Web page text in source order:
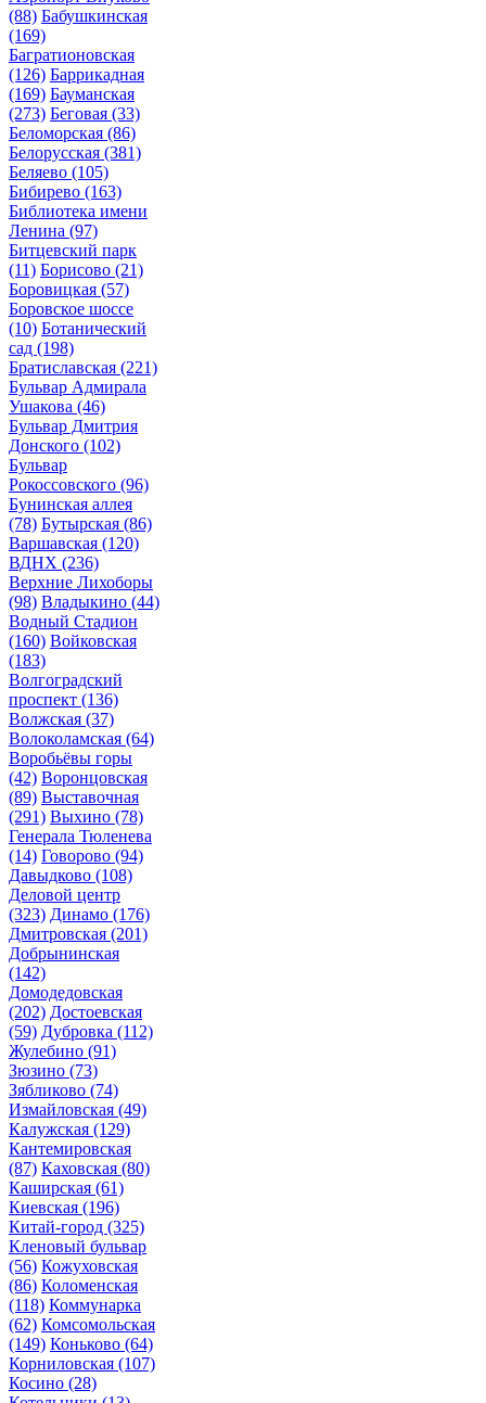
(88) Бабушкинская
(169)
Багратионовская
(126) Баррикадная
(169) Бауманская
(273) Беговая (33)
Беломорская (86)
Белорусская (381)
Беляево (105)
Бибирево (163)
Библиотека имени
Ленина (97)
Битцевский парк
(11) Борисово (21)
Боровицкая (57)
Боровское шоссе
(10) Ботанический
сад (198)
Братиславская (221)
Бульвар Адмирала
Ушакова (46)
Бульвар Дмитрия
Донского (102)
Бульвар
Рокоссовского (96)
Бунинская аллея
(78) Бутырская (86)
Варшавская (120)
ВДНХ (236)
Верхние Лихоборы
(98) Владыкино (44)
Водный Стадион
(160) Войковская
(183)
Волгоградский
проспект (136)
Волжская (37)
Волоколамская (64)
Воробьёвы горы
(42) Воронцовская
(89) Выставочная
(291) Выхино (78)
Генерала Тюленева
(14) Говорово (94)
Давыдково (108)
Деловой центр
(323) Динамо (176)
Дмитровская (201)
Добрынинская
(142)
Домодедовская
(202) Достоевская
(59) Дубровка (112)
Жулебино (91)
Зюзино (73)
Зябликово (74)
Измайловская (49)
Калужская (129)
Кантемировская
(87) Каховская (80)
Каширская (61)
Киевская (196)
Китай-город (325)
Кленовый бульвар
(56) Кожуховская
(86) Коломенская
(118) Коммунарка
(62) Комсомольская
(149) Коньково (64)
Корниловская (107)
Косино (28)